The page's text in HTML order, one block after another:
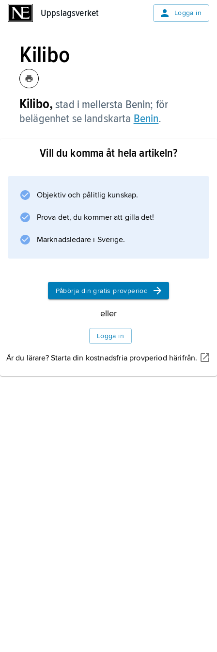
Uppslagsverket Logga in
Kilibo
Kilibo, stad i mellersta Benin; för
belägenhet se landskarta Benin.
Vill du komma åt hela artikeln?
Objektiv och pålitlig kunskap.
Prova det, du kommer att gilla det!
Marknadsledare i Sverige.
Påbörja din gratis provperiod
eller
Logga in
Är du lärare? Starta din kostnadsfria provperiod härifrån.